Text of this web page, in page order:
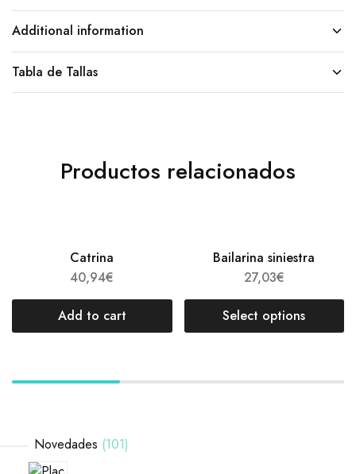
Additional information
Tabla de Tallas
Productos relacionados
Catrina
40,94€
Add to cart
Bailarina siniestra
27,03€
Select options
Novedades 101